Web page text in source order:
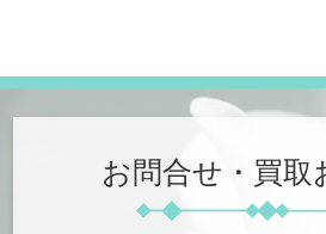
お問合せ・買取